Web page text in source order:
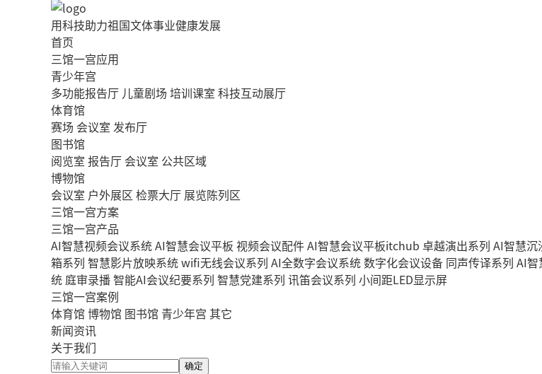
用科技助力祖国文体事业健康发展
首页
三馆一宫应用
青少年宫
多功能报告厅 儿童剧场 培训课室 科技互动展厅
体育馆
赛场 会议室 发布厅
图书馆
阅览室 报告厅 会议室 公共区域
博物馆
会议室 户外展区 检票大厅 展览陈列区
三馆一宫方案
三馆一宫产品
AI智慧视频会议系统AI智慧会议平板 视频会议配件AI智慧会议平板itchub 卓越演出系列 AI智慧沉
箱系列 智慧影片放映系统wifi无线会议系列 AI全数字会议系统数字化会议设备 同声传译系列 AI智
统 庭审录播智能AI会议纪要系列 智慧党建系列 讯笛会议系列 小间距LED显示屏
三馆一宫案例
体育馆 博物馆 图书馆 青少年宫 其它
新闻资讯
关于我们
确定